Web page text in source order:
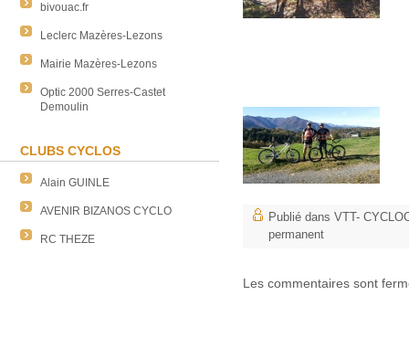
bivouac.fr
Leclerc Mazères-Lezons
Mairie Mazères-Lezons
Optic 2000 Serres-Castet
Demoulin
CLUBS CYCLOS
Alain GUINLE
AVENIR BIZANOS CYCLO
RC THEZE
Publié dans VTT-
permanent
Les commentaires sont